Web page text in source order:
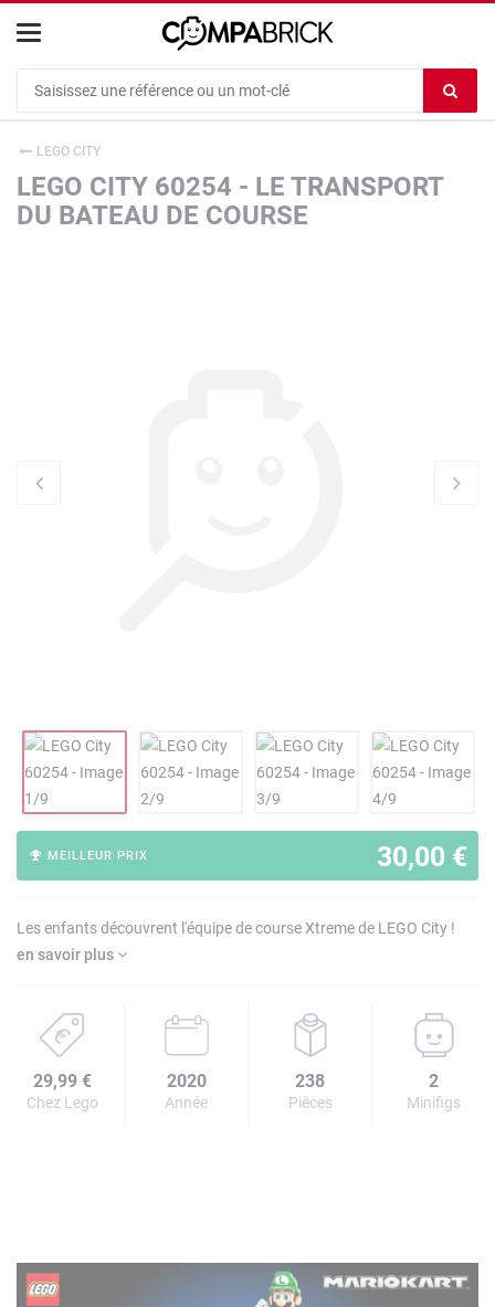
le
LEGO CITY
LEGO CITY 60254 - LE TRANSPORT
DU BATEAU DE COURSE
30,00 €
MEILLEUR PRIX
Les enfants découvrent l'équipe de course Xtreme de LEGO City !
en savoir plus
29,99 €
Chez Lego
2020
Année
238
Pièces
2
Minifigs
Cookies management panel